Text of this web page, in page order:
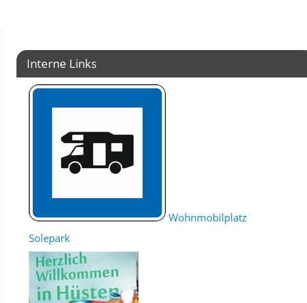
Interne Links
Wohnmobilplatz
Solepark